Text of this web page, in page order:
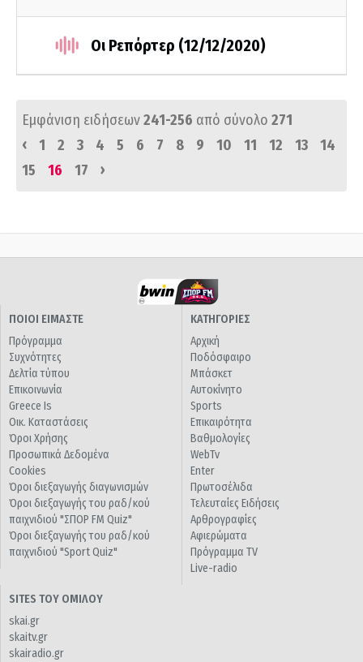
Οι Ρεπόρτερ (12/12/2020)
Εμφάνιση ειδήσεων241-256 από σύνολο 271
‹
1 2 3 4 5 6 7 8 9 10 11 12 13
14
15
16 17 ›
ΠΟΙΟΙ ΕΙΜΑΣΤΕ
Πρόγραμμα
Συχνότητες
Δελτία τύπου
Επικοινωνία
Greece Is
Οικ. Καταστάσεις
Όροι Χρήσης
Προσωπικά Δεδομένα
Cookies
Όροι διεξαγωγής διαγωνισμών
Όροι διεξαγωγής του ραδ/κού
παιχνιδιού "ΣΠΟΡ FM Quiz"
Όροι διεξαγωγής του ραδ/κού
παιχνιδιού "Sport Quiz"
ΚΑΤΗΓΟΡΙΕΣ
Αρχική
Ποδόσφαιρο
Μπάσκετ
Αυτοκίνητο
Sports
Επικαιρότητα
Βαθμολογίες
WebTv
Enter
Πρωτοσέλιδα
Τελευταίες Ειδήσεις
Αρθρογραφίες
Αφιερώματα
Πρόγραμμα TV
Live-radio
SITES ΤΟΥ ΟΜΙΛΟΥ
skai.gr
skaitv.gr
skairadio.gr